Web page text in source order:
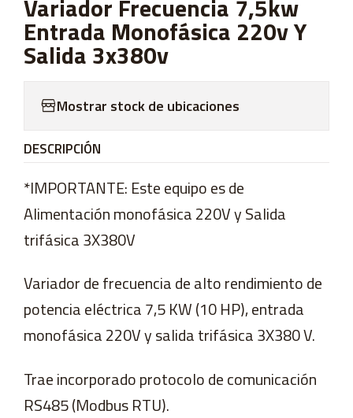
Variador Frecuencia 7,5kw
Entrada Monofásica 220v Y
Salida 3x380v
Mostrar stock de ubicaciones
DESCRIPCIÓN
*IMPORTANTE: Este equipo es de
Alimentación monofásica 220V y Salida
trifásica 3X380V
Variador de frecuencia de alto rendimiento de
potencia eléctrica 7,5 KW (10 HP), entrada
monofásica 220V y salida trifásica 3X380 V.
Trae incorporado protocolo de comunicación
RS485 (Modbus RTU).